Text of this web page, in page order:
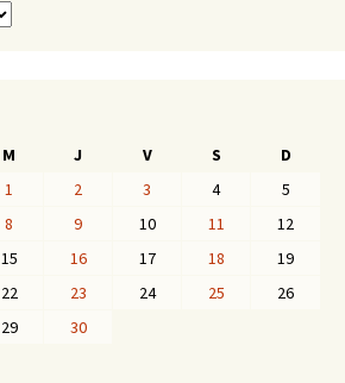
M J V S
D
1
2 3 4
5
8 9 10 11
12
15 16 17 18
19
22 23 24 25
26
29 30